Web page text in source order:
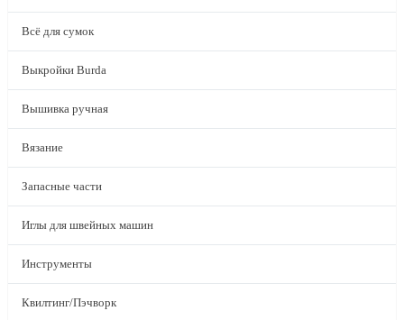
Всё для сумок
Выкройки Burda
Вышивка ручная
Вязание
Запасные части
Иглы для швейных машин
Инструменты
Квилтинг/Пэчворк